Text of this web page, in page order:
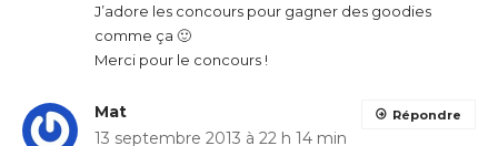
J’adore les concours pour gagner des goodies
comme ça 🙂
Merci pour le concours !
Mat
13 septembre 2013 à 22 h 14 min
Répondre